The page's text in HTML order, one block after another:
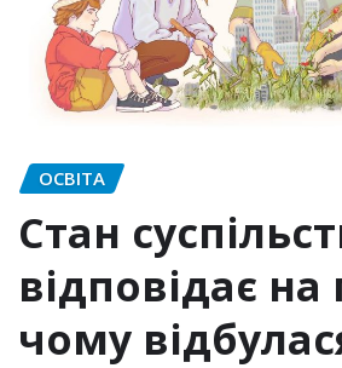
ОСВІТА
Стан
відповідає
чому